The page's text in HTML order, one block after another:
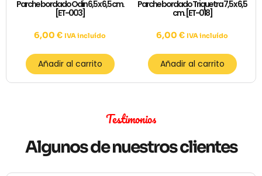
Parche bordado Odin 6,5 x 6,5 cm.
[ET-003]
6,00 € IVA incluído
Añadir al carrito
Parche bordado Triquetra 7,5 x 6,5
cm. [ET-018]
6,00 € IVA incluído
Añadir al carrito
Testimonios
Algunos de nuestros clientes